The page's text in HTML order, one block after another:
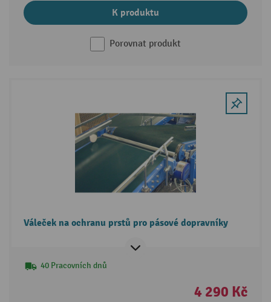
K produktu
Porovnat produkt
Váleček na ochranu prstů pro pásové dopravníky
40 Pracovních dnů
4 290 Kč